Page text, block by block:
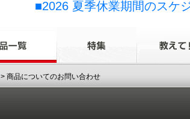
■2026 夏季休業期間のスケ
> 商品についてのお問い合わせ